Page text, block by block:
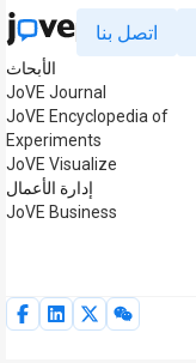
اتصل بنا
الأبحاث
JoVE Journal
JoVE Encyclopedia of
Experiments
JoVE Visualize
إدارة الأعمال
JoVE Business